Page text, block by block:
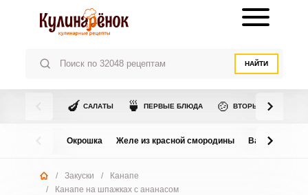
НАЙТИ
🍆 САЛАТЫ 🍵 ПЕРВЫЕ БЛЮДА 🍲 ВТОРЫЕ БЛЮДА
Окрошка Желе из красной смородины Варенье из
/ Закуски /
Канапе
/
Канапе на шпажках с ананасом